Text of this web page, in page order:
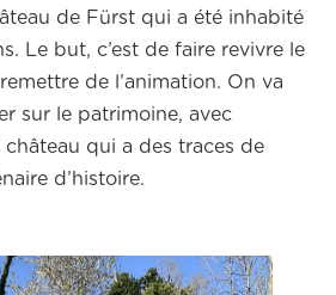
de Fürst qui a été inhabité
Le but, c’est de faire revivre le
de l’animation. On va
sur le patrimoine, avec
château qui a des traces de
d’histoire.